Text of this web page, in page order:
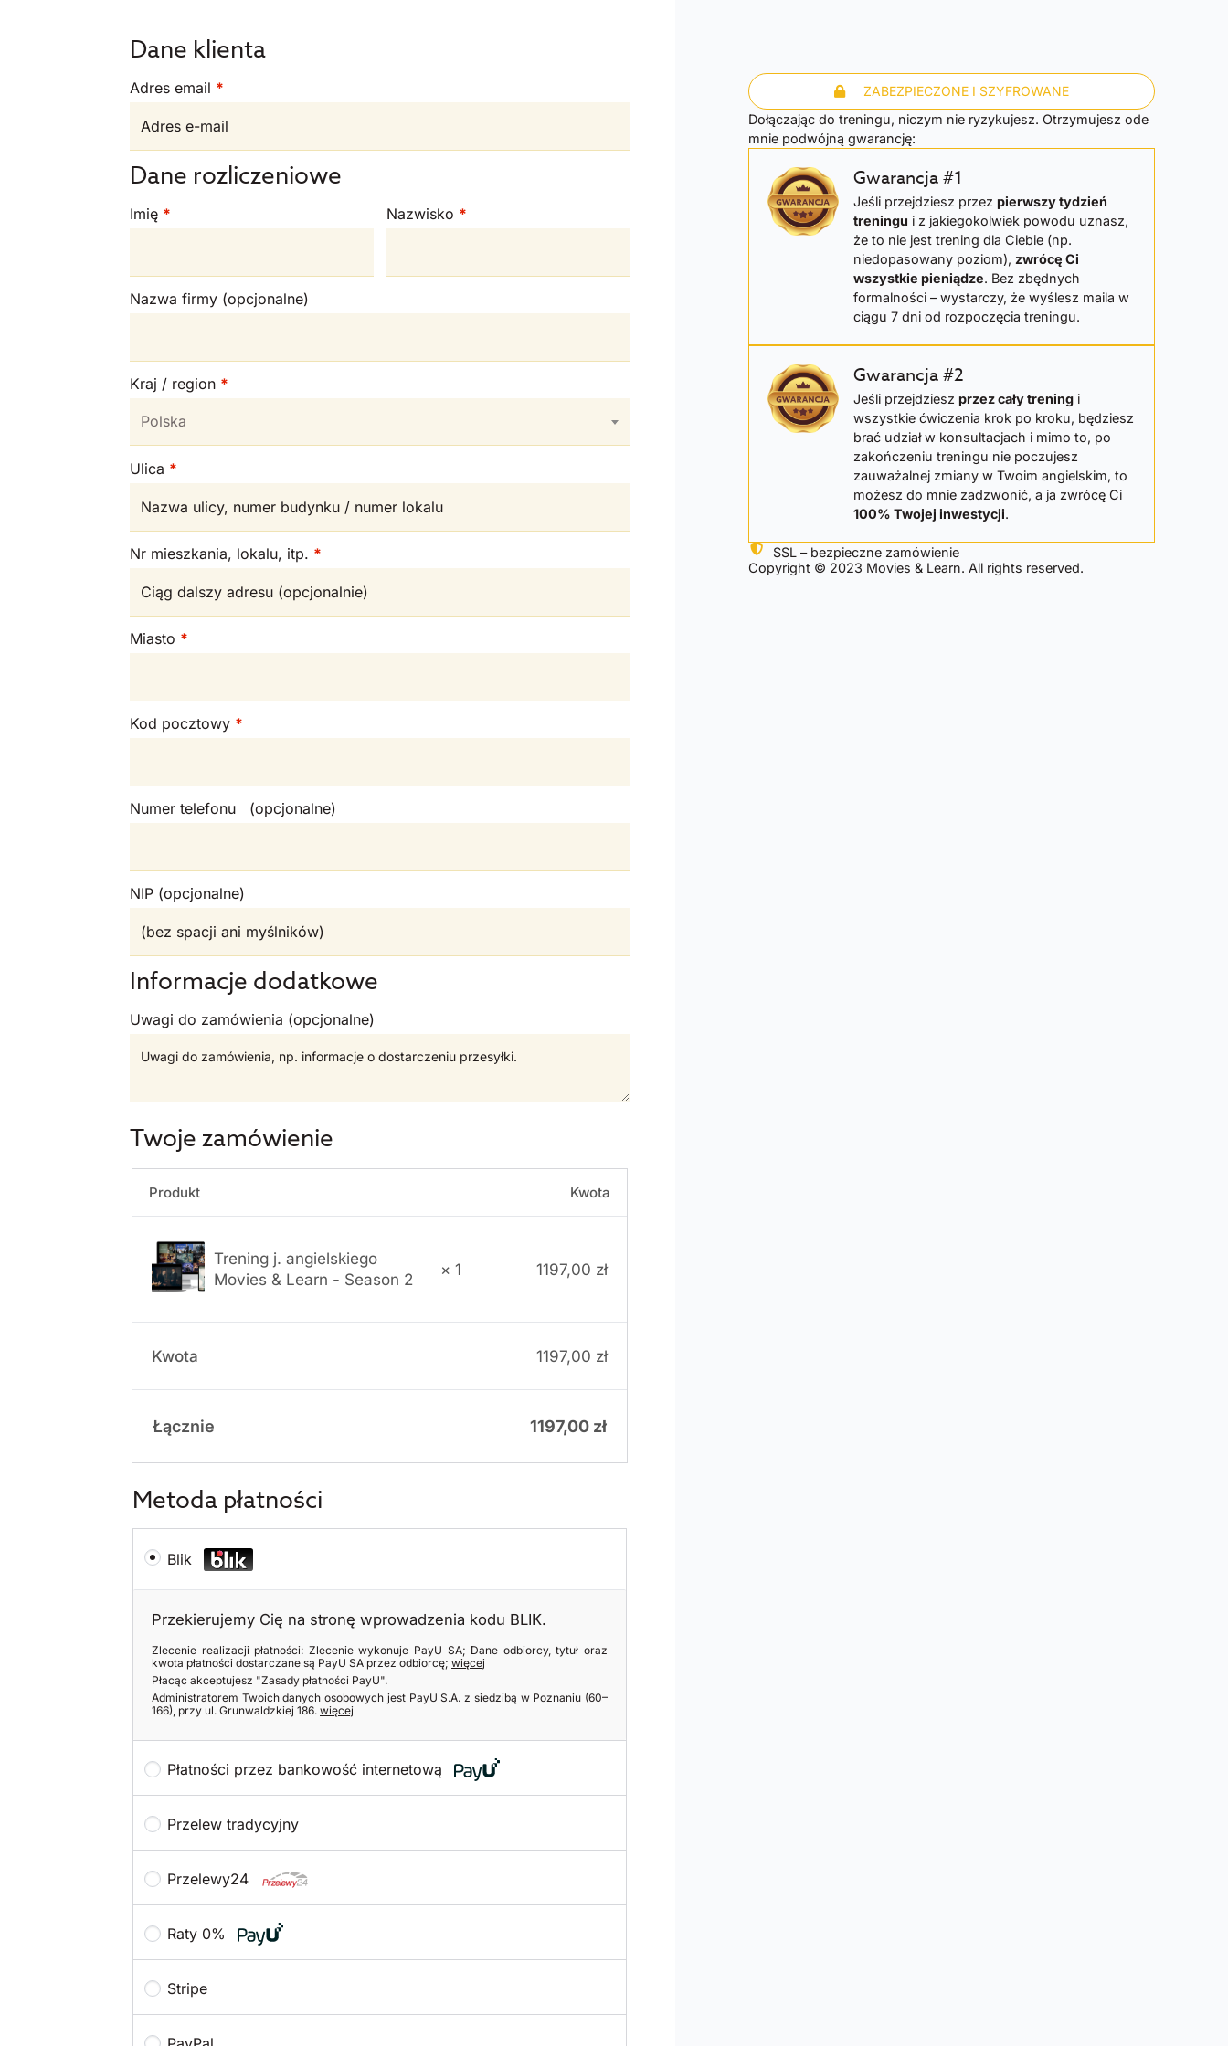
Dane klienta
Adres email *
Dane rozliczeniowe
Imię * Nazwisko *
Nazwa firmy (opcjonalne)
Kraj / region *
Polska
Ulica *
Nr mieszkania, lokalu, itp. *
Miasto *
Kod pocztowy *
Numer telefonu (opcjonalne)
NIP (opcjonalne)
Informacje dodatkowe
Uwagi do zamówienia (opcjonalne)
Twoje zamówienie
Produkt Kwota
Trening j. angielskiego
Movies & Learn - Season 2
× 1 1197,00 zł
Kwota 1197,00 zł
Łącznie 1197,00 zł
Metoda płatności
Blik
Przekierujemy Cię na stronę wprowadzenia kodu BLIK.
Zlecenie realizacji płatności: Zlecenie wykonuje PayU SA; Dane odbiorcy, tytuł oraz
kwota płatności dostarczane są PayU SA przez odbiorcę; więcej
Płacąc akceptujesz "Zasady płatności PayU".
Administratorem Twoich danych osobowych jest PayU S.A. z siedzibą w Poznaniu (60–
166), przy ul. Grunwaldzkiej 186. więcej
Płatności przez bankowość internetową
Przelew tradycyjny
Przelewy24
Raty 0%
Stripe
ZABEZPIECZONE I SZYFROWANE
Dołączając do treningu, niczym nie ryzykujesz. Otrzymujesz ode
mnie podwójną gwarancję:
Gwarancja #1
Jeśli przejdziesz przez pierwszy tydzień
treningu i z jakiegokolwiek powodu uznasz,
że to nie jest trening dla Ciebie (np.
niedopasowany poziom), zwrócę Ci
wszystkie pieniądze. Bez zbędnych
formalności – wystarczy, że wyślesz maila w
ciągu 7 dni od rozpoczęcia treningu.
Gwarancja #2
Jeśli przejdziesz przez cały treningi
wszystkie ćwiczenia krok po kroku, będziesz
brać udział w konsultacjach i mimo to, po
zakończeniu treningu nie poczujesz
zauważalnej zmiany w Twoim angielskim, to
możesz do mnie zadzwonić, a ja zwrócę Ci
100% Twojej inwestycji.
SSL – bezpieczne zamówienie
Copyright © 2023 Movies & Learn. All rights reserved.